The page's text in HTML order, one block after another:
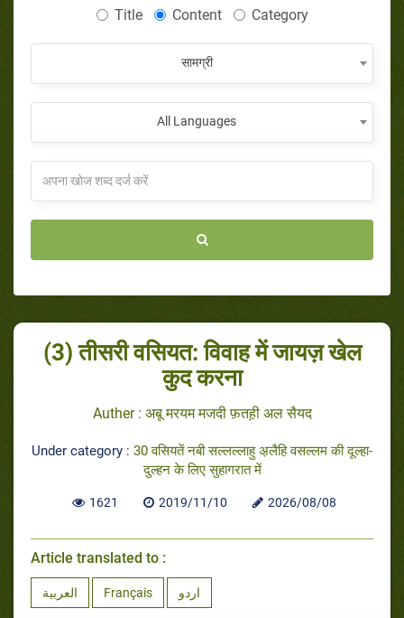
Title Content Category
सामग्री
All Languages
(3) तीसरी वसियत: विवाह में जायज़ खेल
कुद करना
Auther : अबू मरयम मजदी फ़तह़ी अल सैयद
Under category : 30 वसियतें नबी सल्लल्लाहु अ़लैहि वसल्लम की दूल्‍हा-
दुल्‍हन के लिए सुहागरात में
1621 2019/11/10 2026/08/08
Article translated to :
العربية Français اردو